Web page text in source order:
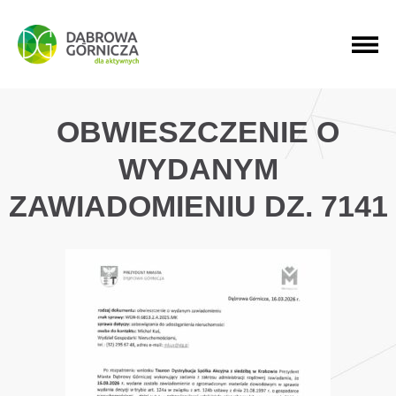
PRZEJDŹ DO MENU GŁÓWNEGO
PRZEJDŹ DO WYSZUKIWARKI
PRZEJDŹ DO TREŚCI
OBWIESZCZENIE O
WYDANYM
ZAWIADOMIENIU DZ. 7141